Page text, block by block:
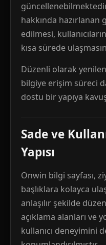
hakkında
edilmesi,
kısa sürede
Düzenli olarak
bilgiye erişim süreci
dostu bir yapıya
Sade ve
Yapısı
Onwin bilgi sayfası,
başlıklara kolayca
anlaşılır şekilde
açıklama alanları ve
kullanıcı deneyimini